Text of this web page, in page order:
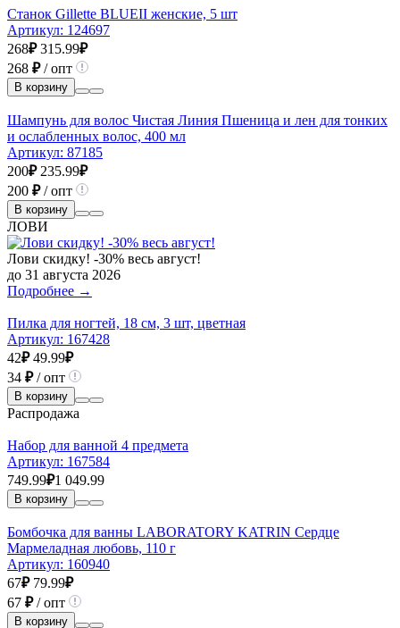
Станок Gillette BLUEII женские, 5 шт
Артикул: 124697
268₽ 315.99₽
268 ₽/ опт
В корзину
Шампунь для волос Чистая Линия Пшеница и лен для тонких
и ослабленных волос, 400 мл
Артикул: 87185
200₽ 235.99₽
200 ₽/ опт
В корзину
ЛОВИ
Лови скидку! -30% весь август!
до 31 августа 2026
Подробнее →
Пилка для ногтей, 18 см, 3 шт, цветная
Артикул: 167428
42₽ 49.99₽
34 ₽/ опт
В корзину
Распродажа
Набор для ванной 4 предмета
Артикул: 167584
749.99₽1 049.99
В корзину
Бомбочка для ванны LABORATORY KATRIN Сердце
Мармеладная любовь, 110 г
Артикул: 160940
67₽ 79.99₽
67 ₽/ опт
В корзину